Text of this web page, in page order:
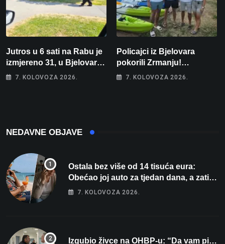
Jutros u 6 sati na Rabu je
izmjereno 31, u Bjelovaru
malo više od 25. Stiže nam
7. KOLOVOZA 2026.
Policajci iz Bjelovara
pokorili Zrmanju!
Magdalena i Tomislav
7. KOLOVOZA 2026.
NEDAVNE OBJAVE
Ostala bez više od 14 tisuća eura:
Obećao joj auto za tjedan dana, a zatim
izmišljao opravdanja
7. KOLOVOZA 2026.
Izgubio živce na OHBP-u: “Da vam pi…